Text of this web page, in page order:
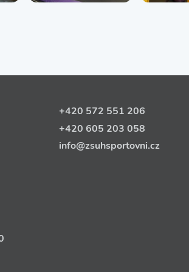
+420 572 551 206
+420 605 203 058
info@zsuhsportovni.cz